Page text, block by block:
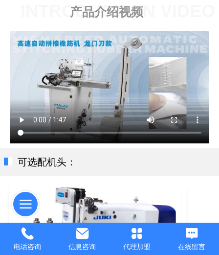
INTRODUCTION VIDEO
产品介绍视频
可选配机头：
电话咨询 信息咨询 代理加盟 在线留言